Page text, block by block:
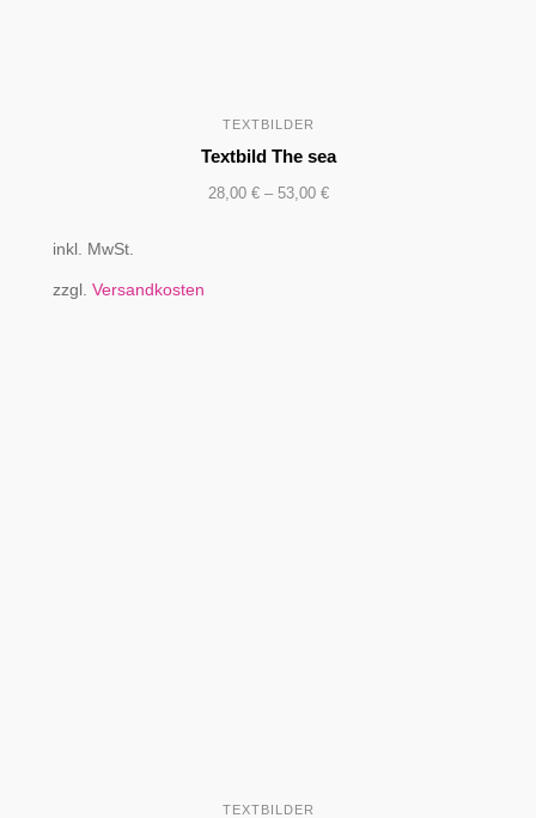
TEXTBILDER
Textbild The sea
28,00 €– 53,00 €
inkl. MwSt.
zzgl. Versandkosten
TEXTBILDER